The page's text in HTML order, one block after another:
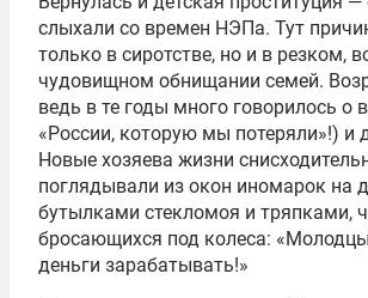
слыхали со времен НЭПа. Тут
только в сиротстве, но и в резком,
чудовищном обнищании семей.
ведь в те годы много говорилось о
«России, которую мы потеряли»!) и
Новые хозяева жизни
поглядывали из окон иномарок на
бутылками стекломоя и тряпками,
бросающихся под колеса:
деньги зарабатывать!»